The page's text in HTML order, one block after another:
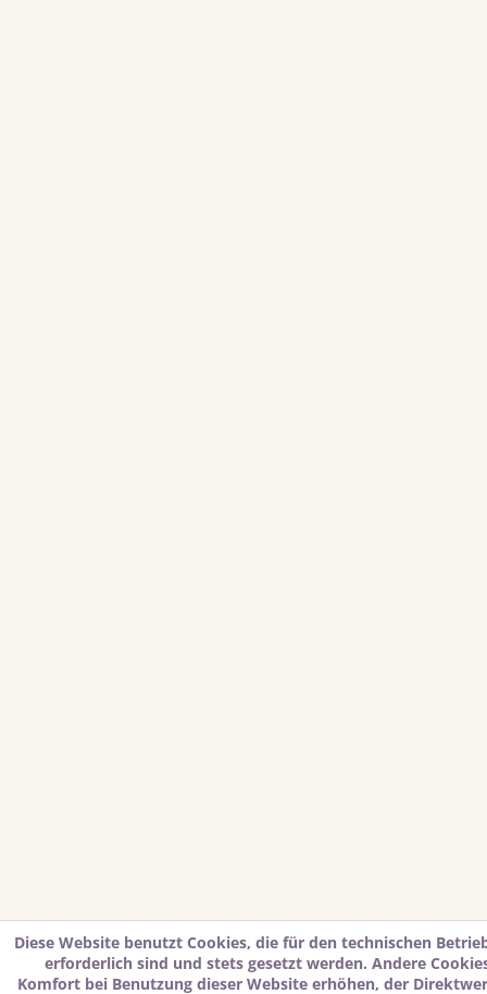
Diese Website benutzt Cookies, die für den technischen
erforderlich sind und stets gesetzt werden. Andere
Komfort bei Benutzung dieser Website erhöhen, der